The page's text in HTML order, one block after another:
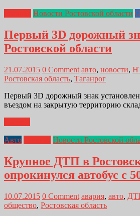
Новости Ростовской области
Первый 3D дорожный
Ростовской области
21.07.2015 0 Comment авто, новости,
Ростовская область, Таганрог
Первый 3D дорожный знак
въездом на закрытую территорию
Авто Новости Ростовской
Крупное ДТП в
опрокинулся автобус с
10.07.2015 0 Comment авария, авто,
общество, Ростовская область